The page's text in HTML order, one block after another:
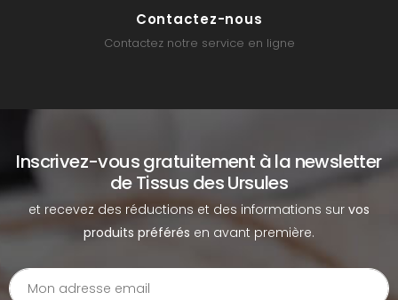
Contactez-nous
Contactez notre service en ligne
Inscrivez-vous gratuitement à la newsletter
de Tissus des Ursules
et recevez des réductions et des informations sur vos
produits préférés en avant première.